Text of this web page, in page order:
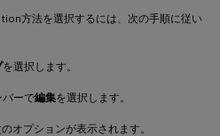
方法を選択するには、次の手順に従い
を選択します。
バーで編集を選択します。
オプションが表示されます。